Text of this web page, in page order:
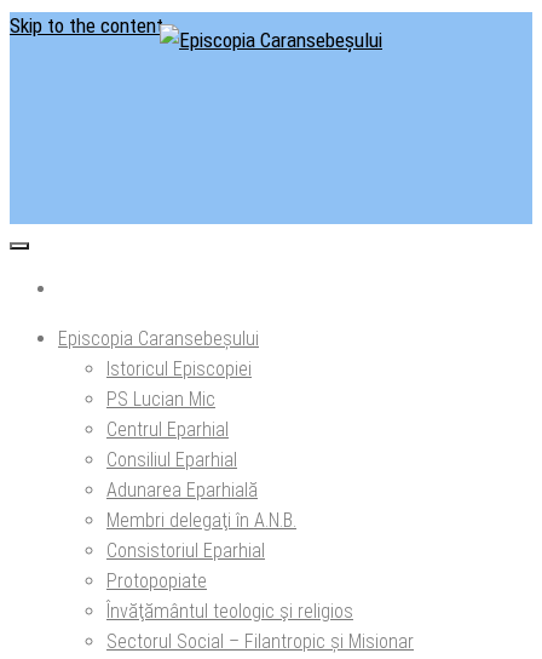
Skip to the content
Episcopia Caransebeșului
Istoricul Episcopiei
PS Lucian Mic
Centrul Eparhial
Consiliul Eparhial
Adunarea Eparhială
Membri delegaţi în A.N.B.
Consistoriul Eparhial
Protopopiate
Învăţământul teologic şi religios
Sectorul Social – Filantropic și Misionar